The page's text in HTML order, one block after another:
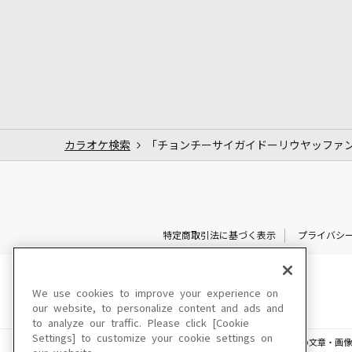
カラオケ検索 「チョンチーサイガイドーリウヤッファ
特定商取引法に基づく表示 プライバシ
このサイトに掲載されている一切の文章・画
We use cookies to improve your experience on
our website, to personalize content and ads and
to analyze our traffic. Please click [Cookie
Settings] to customize your cookie settings on